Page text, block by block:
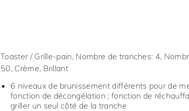
Toaster / Grille-pain, Nombre de tranches: 4,
50, Crème, Brillant
6 niveaux de brunissement différents pour de
fonction de décongélation ; fonction de
griller un seul côté de la tranche